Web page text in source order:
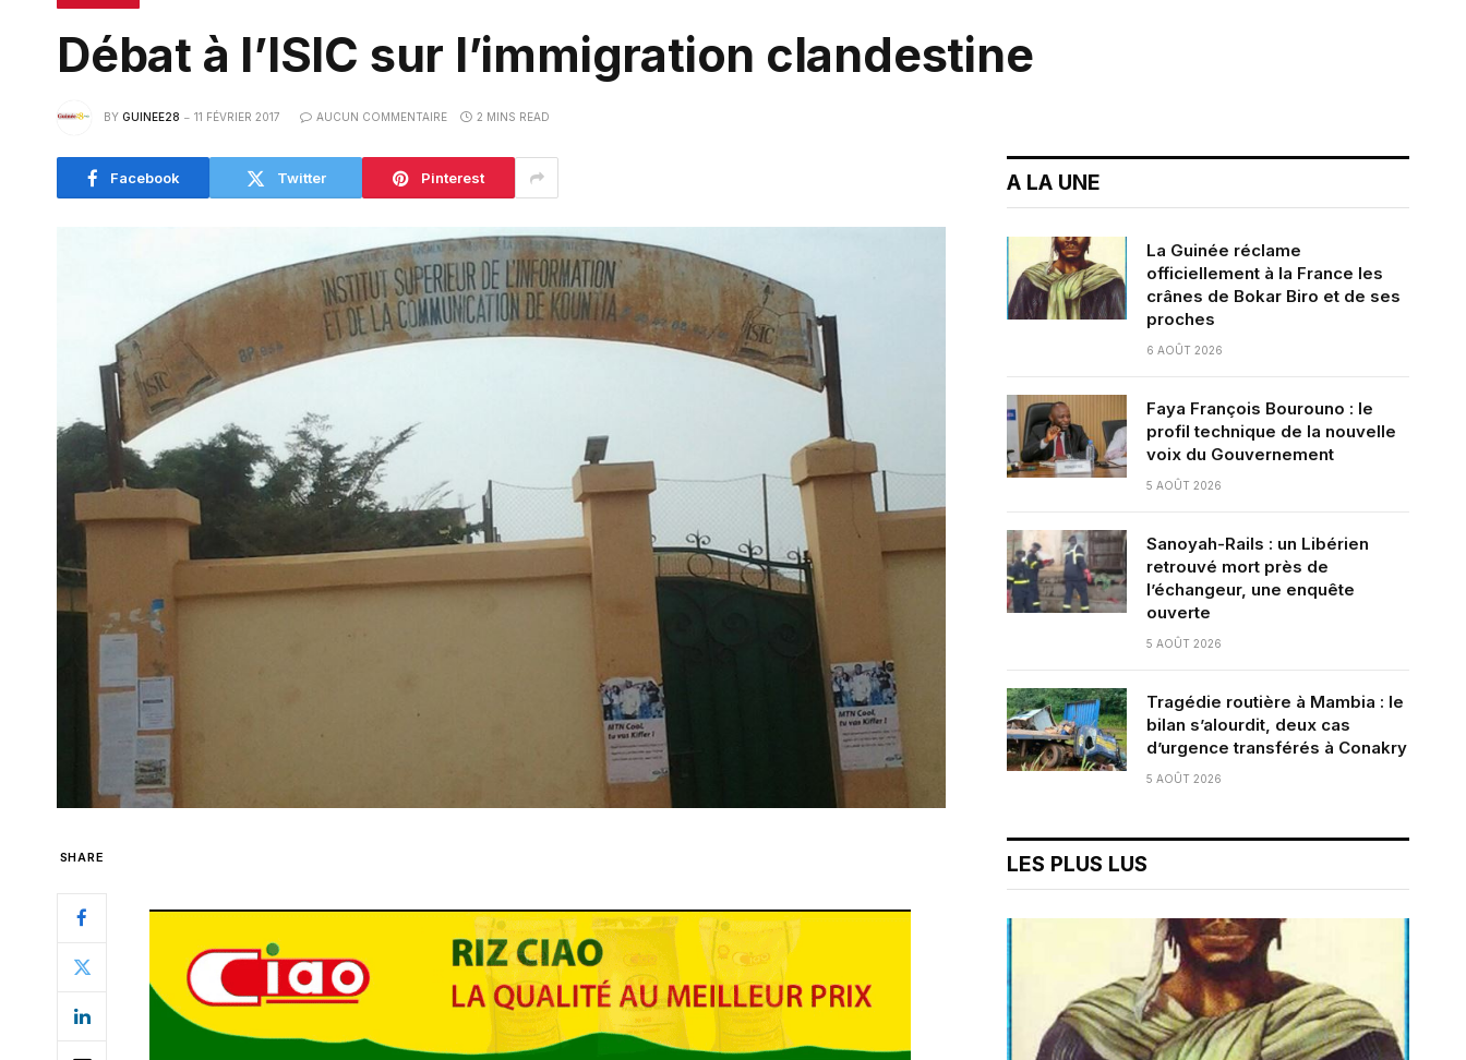
Débat à l’ISIC sur l’immigration clandestine
BY GUINEE28 11 FÉVRIER 2017 AUCUN COMMENTAIRE 2 MINS READ
Facebook Twitter Pinterest
SHARE
A LA UNE
La Guinée réclame
officiellement à la France les
crânes de Bokar Biro et de ses
proches
6 AOÛT 2026
Faya François Bourouno : le
profil technique de la nouvelle
voix du Gouvernement
5 AOÛT 2026
Sanoyah-Rails : un Libérien
retrouvé mort près de
l’échangeur, une enquête
ouverte
5 AOÛT 2026
Tragédie routière à Mambia : le
bilan s’alourdit, deux cas
d’urgence transférés à Conakry
5 AOÛT 2026
LES PLUS LUS